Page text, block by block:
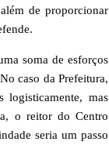
de proporcionar
soma de esforços
caso da Prefeitura,
mas
o reitor do Centro
seria um passo